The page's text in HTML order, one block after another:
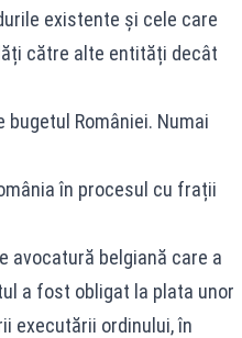
existente și cele care
către alte entități decât
României. Numai
în procesul cu frații
avocatură belgiană care a
a fost obligat la plata unor
executării ordinului, în